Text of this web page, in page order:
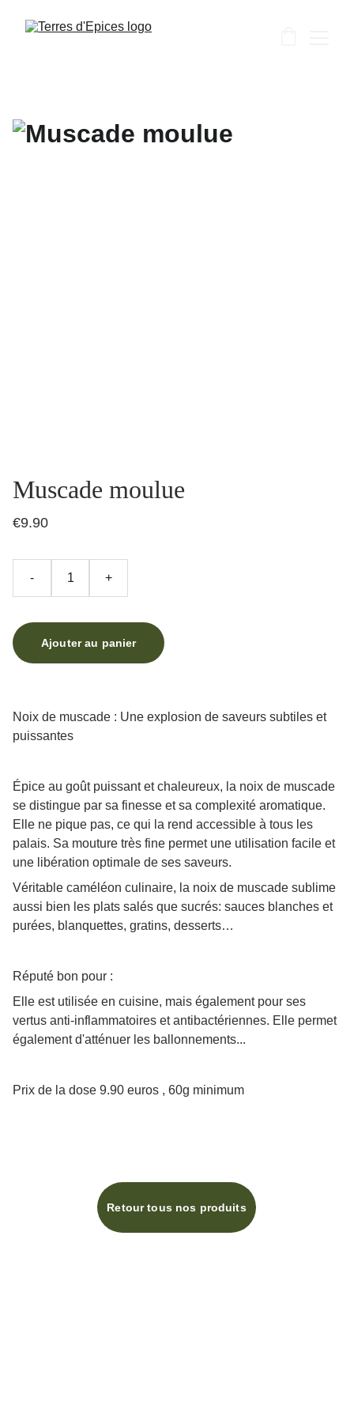
Muscade moulue
€9.90
- +
Ajouter au panier
Noix de muscade : Une explosion de saveurs subtiles et
puissantes
Épice au goût puissant et chaleureux, la noix de muscade
se distingue par sa finesse et sa complexité aromatique.
Elle ne pique pas, ce qui la rend accessible à tous les
palais. Sa mouture très fine permet une utilisation facile et
une libération optimale de ses saveurs.
Véritable caméléon culinaire, la noix de muscade sublime
aussi bien les plats salés que sucrés: sauces blanches et
purées, blanquettes, gratins, desserts…
Réputé bon pour :
Elle est utilisée en cuisine, mais également pour ses
vertus anti-inflammatoires et antibactériennes. Elle permet
également d'atténuer les ballonnements...
Prix de la dose 9.90 euros , 60g minimum
Retour tous nos produits